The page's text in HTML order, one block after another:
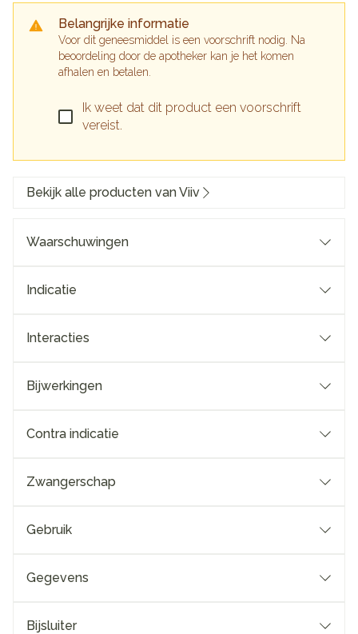
Belangrijke informatie
Voor dit geneesmiddel is een voorschrift nodig. Na
beoordeling door de apotheker kan je het komen
afhalen en betalen.
Ik weet dat dit product een voorschrift
vereist.
Bekijk alle producten van Viiv
Waarschuwingen
Indicatie
Interacties
Bijwerkingen
Contra indicatie
Zwangerschap
Gebruik
Gegevens
Bijsluiter